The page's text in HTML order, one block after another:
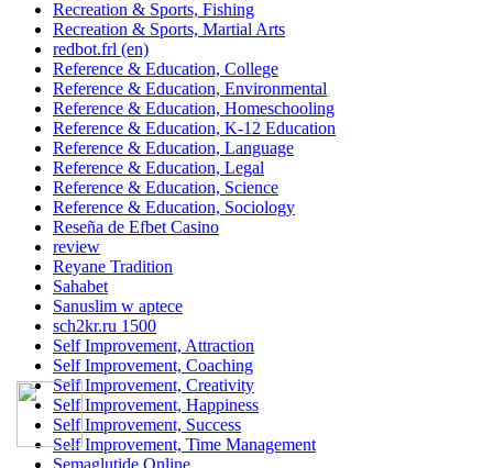
Recreation & Sports, Fishing
Recreation & Sports, Martial Arts
redbot.frl (en)
Reference & Education, College
Reference & Education, Environmental
Reference & Education, Homeschooling
Reference & Education, K-12 Education
Reference & Education, Language
Reference & Education, Legal
Reference & Education, Science
Reference & Education, Sociology
Reseña de Efbet Casino
review
Reyane Tradition
Sahabet
Sanuslim w aptece
sch2kr.ru 1500
Self Improvement, Attraction
Self Improvement, Coaching
Self Improvement, Creativity
Self Improvement, Happiness
Self Improvement, Success
Self Improvement, Time Management
Semaglutide Online